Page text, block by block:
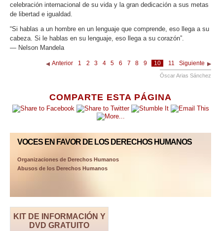
COMPARTE ESTA PÁGINA
VOCES EN FAVOR DE LOS DERECHOS HUMANOS
Organizaciones de Derechos Humanos
Abusos de los Derechos Humanos
KIT DE INFORMACIÓN Y
DVD GRATUITO
celebración internacional de su vida y la gran dedicación a sus metas
de libertad e igualdad.
“Si hablas a un hombre en un lenguaje que comprende, eso llega a su
cabeza. Si le hablas en su lenguaje, eso llega a su corazón”.
— Nelson Mandela
Anterior 1 2 3 4 5 6 7 8 9 10 11 Siguiente
Óscar Arias Sánchez